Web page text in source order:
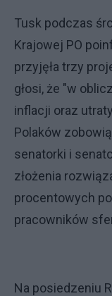
Tusk podczas
Krajowej PO
przyjęła trzy
głosi, że "w
inflacji oraz
Polaków
senatorki i
złożenia
procentowych
pracowników
Na posiedzeniu